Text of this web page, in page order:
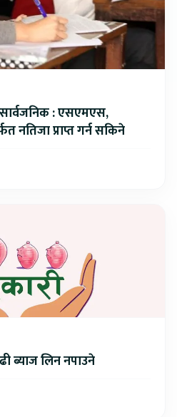
: एसएमएस,
नतिजा प्राप्त गर्न सकिने
ब्याज लिन नपाउने